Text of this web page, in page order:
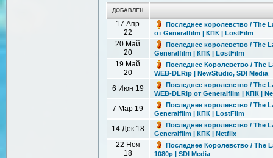
ДОБАВЛЕН
17 Апр
22
Последнее королевство / The
от Generalfilm | КПК | LostFilm
20 Май
20
Последнее королевство / The
Generalfilm | КПК | LostFilm
19 Май
20
Последнее Королевство / The
WEB-DLRip | NewStudio, SDI Media
6 Июн 19
Последнее королевство / The
WEB-DLRip от Generalfilm | КПК |
7 Мар 19
Последнее королевство / The
Generalfilm | КПК | LostFilm
14 Дек 18
Последнее королевство / The
Generalfilm | КПК | Netflix
22 Ноя
18
Последнее Королевство / The
1080p | SDI Media